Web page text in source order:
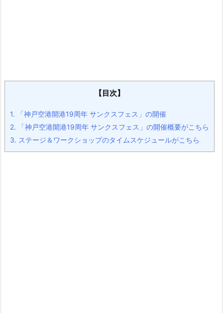
【目次】
1. 「神戸空港開港19周年 サンクスフェス」の開催
2. 「神戸空港開港19周年 サンクスフェス」の開催概要がこちら
3. ステージ＆ワークショップのタイムスケジュールがこちら